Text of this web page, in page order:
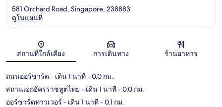
แผนที่
581 Orchard Road, Singapore, 238883
ดูในแผนที่
สถานที่ใกล้เคียง การเดินทาง ร้านอาหาร
ถนนออร์ชาร์ด - เดิน 1 นาที- 0.0 กม.
สถานเอกอัครราชทูตไทย - เดิน 1 นาที- 0.0 กม.
ออร์ชาร์ดทาวเวอร์ - เดิน 1 นาที- 0.1 กม.